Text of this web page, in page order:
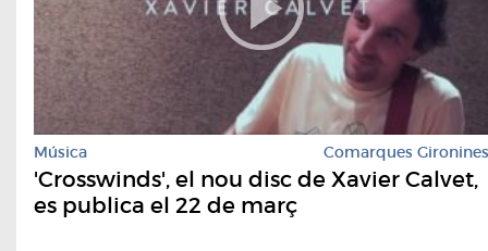
Música Comarques Gironines
'Crosswinds', el nou disc de Xavier Calvet,
es publica el 22 de març